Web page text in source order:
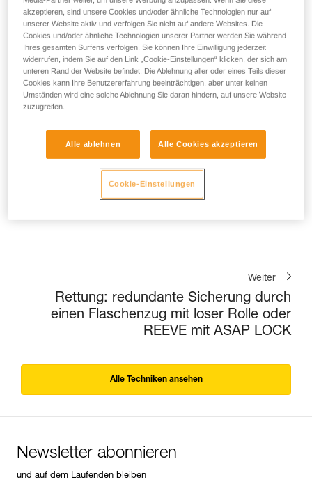
Wir geben Beispiele für die mit Ihrer Aktivität
verbundenen Techniken. Möglicherweise gibt es
noch andere Techniken, die hier nicht
beschrieben werden.
Im Artikel erklärt
EXO® AP HOOK
mit Anschlaghaken
Weiter
Rettung: redundante Sicherung durch
einen Flaschenzug mit loser Rolle oder
REEVE mit ASAP LOCK
Alle Techniken ansehen
Newsletter abonnieren
und auf dem Laufenden bleiben
akzeptieren, sind unsere Cookies und/oder ähnliche Technologien nur auf
unserer Website aktiv und verfolgen Sie nicht auf andere Websites. Die
Cookies und/oder ähnliche Technologien unserer Partner werden Sie während
Ihres gesamten Surfens verfolgen. Sie können Ihre Einwilligung jederzeit
widerrufen, indem Sie auf den Link „Cookie-Einstellungen“ klicken, der sich am
unteren Rand der Website befindet. Die Ablehnung aller oder eines Teils dieser
Cookies kann Ihre Benutzererfahrung beeinträchtigen, aber unter keinen
Umständen wird eine solche Ablehnung Sie daran hindern, auf unsere Website
zuzugreifen.
Alle ablehnen Alle Cookies akzeptieren
Cookie-Einstellungen